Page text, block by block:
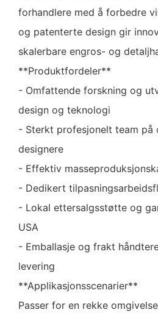
forhandlere med å forbedre
og patenterte design gir
skalerbare engros- og
**Produktfordeler**
- Omfattende forskning og
design og teknologi
- Sterkt profesjonelt team på
designere
- Effektiv
- Dedikert
- Lokal ettersalgsstøtte og
USA
- Emballasje og frakt
levering
**Applikasjonsscenarier**
Passer for en rekke